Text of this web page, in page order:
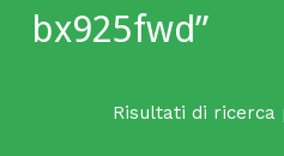
bx925fwd”
Risultati di ricerca